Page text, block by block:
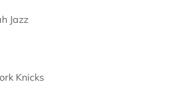
Jazz
Knicks